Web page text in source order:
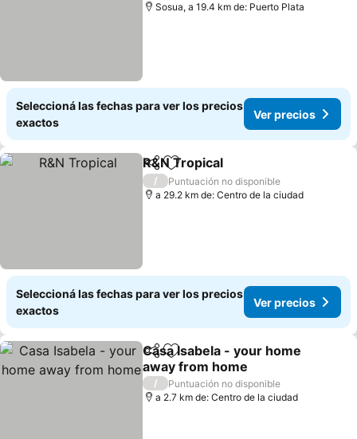
Sosua, a 19.4 km de: Puerto Plata
Seleccioná las fechas para ver los precios
exactos
Ver precios
CompartirAñadir a favoritos
R&N Tropical
/
Puntuación no disponible
a 29.2 km de: Centro de la ciudad
Seleccioná las fechas para ver los precios
exactos
Ver precios
CompartirAñadir a favoritos
Casa Isabela - your home
away from home
/
Puntuación no disponible
a 2.7 km de: Centro de la ciudad